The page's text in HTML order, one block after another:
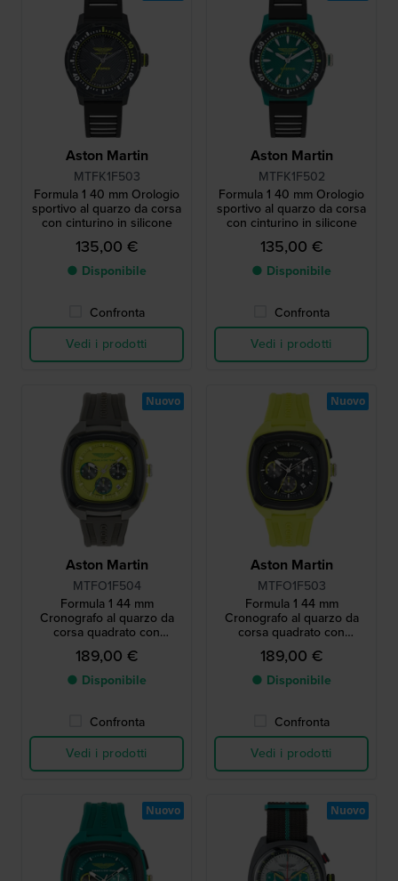
Aston Martin
MTFK1F503
Formula 1 40 mm Orologio
sportivo al quarzo da corsa
con cinturino in silicone
135,00 €
● Disponibile
Confronta
Vedi i prodotti
Aston Martin
MTFK1F502
Formula 1 40 mm Orologio
sportivo al quarzo da corsa
con cinturino in silicone
135,00 €
● Disponibile
Confronta
Vedi i prodotti
Aston Martin
MTFO1F504
Formula 1 44 mm
Cronografo al quarzo da
corsa quadrato con
cinturino in silicone
189,00 €
● Disponibile
Confronta
Vedi i prodotti
Nuovo
Aston Martin
MTFO1F503
Formula 1 44 mm
Cronografo al quarzo da
corsa quadrato con
cinturino in silicone
189,00 €
● Disponibile
Confronta
Vedi i prodotti
Nuovo
Nuovo Nuovo